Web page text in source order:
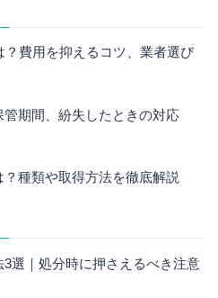
費用を抑えるコツ、業者選び
期間、紛失したときの対応
種類や取得方法を徹底解説
選｜処分時に押さえるべき注意